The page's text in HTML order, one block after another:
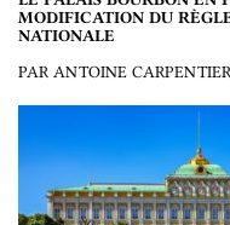
MODIFICATION DU
NATIONALE
PAR ANTOINE CARPENTIER